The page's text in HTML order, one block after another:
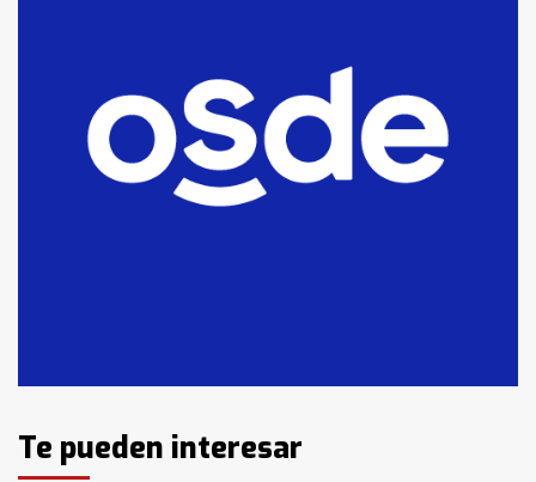
fueron detenidos por
comercialización de drogas en la
tarde del sábado
T.Lauquen: se vendió el edificio de
lo que fue la planta Industrial del
Identidad de los adolescentes
pampeanos que fueron
Te pueden interesar